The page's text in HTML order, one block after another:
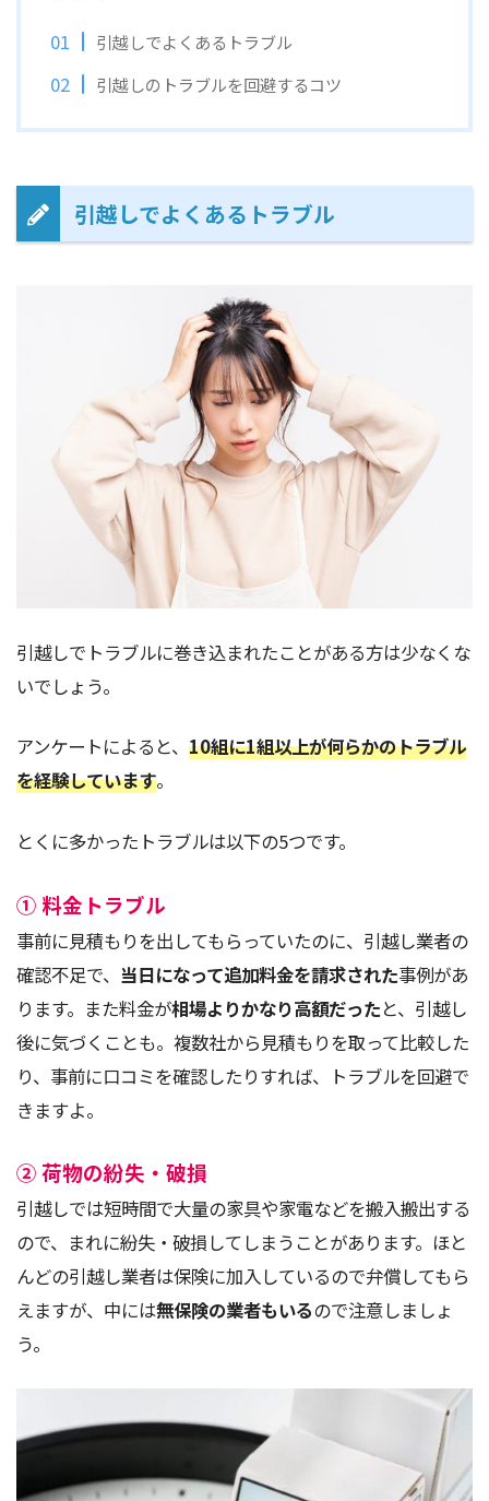
引越しでよくあるトラブル
引越しのトラブルを回避するコツ
引越しでよくあるトラブル
引越しでトラブルに巻き込まれたことがある方は少なくな
いでしょう。
アンケートによると、 10組に1組以上が何らかのトラブル
を経験しています。
とくに多かったトラブルは以下の5つです。
① 料金トラブル
事前に見積もりを出してもらっていたのに、引越し業者の
確認不足で、 当日になって追加料金を請求された事例があ
ります。また料金が相場よりかなり高額だったと、引越し
後に気づくことも。複数社から見積もりを取って比較した
り、事前に口コミを確認したりすれば、トラブルを回避で
きますよ。
② 荷物の紛失・破損
引越しでは短時間で大量の家具や家電などを搬入搬出する
ので、まれに紛失・破損してしまうことがあります。ほと
んどの引越し業者は保険に加入しているので弁償してもら
えますが、中には無保険の業者もいるので注意しましょ
う。